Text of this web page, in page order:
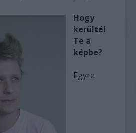
Hogy
kerültél
Te a
képbe?
Egyre